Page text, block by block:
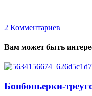
2 Комментариев
Вам может быть
Бонбоньерки-